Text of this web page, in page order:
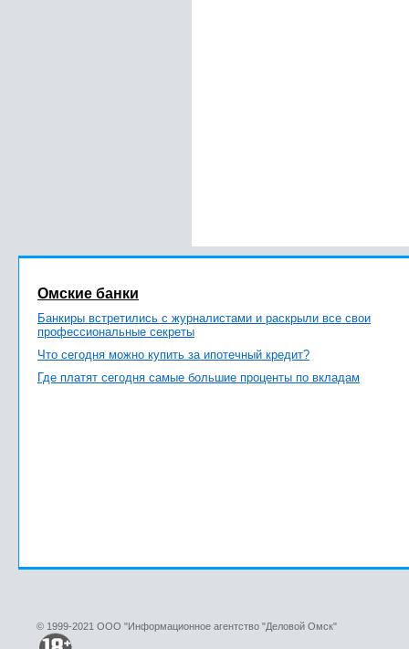
Омские банки
Банкиры встретились с журналистами и раскрыли все свои
профессиональные секреты
Что сегодня можно купить за ипотечный кредит?
Где платят сегодня самые большие проценты по вкладам
© 1999-2021 ООО "Информационное агентство "Деловой Омск"